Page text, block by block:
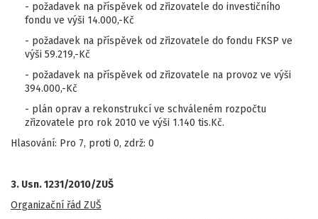
- požadavek na příspěvek od zřizovatele do investičního
fondu ve výši 14.000,-Kč
- požadavek na příspěvek od zřizovatele do fondu FKSP ve
výši 59.219,-Kč
- požadavek na příspěvek od zřizovatele na provoz ve výši
394.000,-Kč
- plán oprav a rekonstrukcí ve schváleném rozpočtu
zřizovatele pro rok 2010 ve výši 1.140 tis.Kč.
Hlasování: Pro 7, proti 0, zdrž: 0
3. Usn. 1231/2010/ZUŠ
Organizační řád ZUŠ